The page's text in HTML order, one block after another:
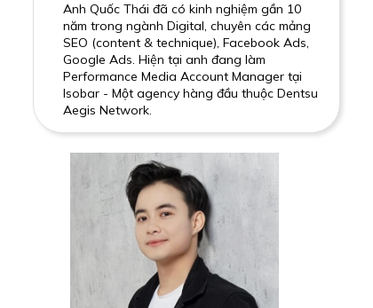
Anh Quốc Thái đã có kinh nghiệm gần 10
năm trong ngành Digital, chuyên các mảng
SEO (content & technique), Facebook Ads,
Google Ads. Hiện tại anh đang làm
Performance Media Account Manager tại
Isobar - Một agency hàng đầu thuộc Dentsu
Aegis Network.